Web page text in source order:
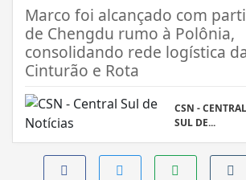
Marco foi alcançado com
de Chengdu rumo à Polônia,
consolidando rede logística
Cinturão e Rota
CSN - CENTRAL
SUL DE...